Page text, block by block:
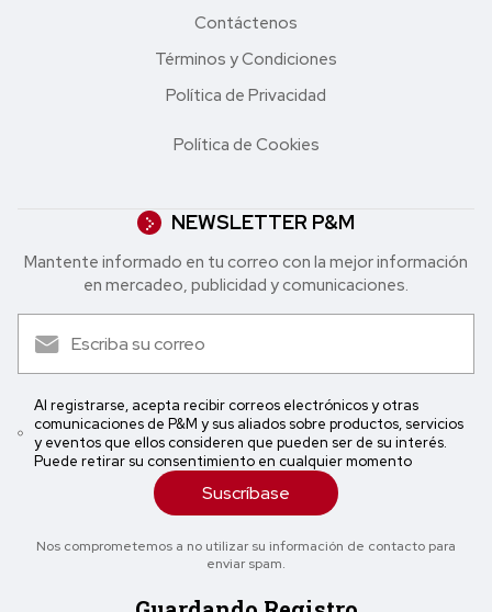
Contáctenos
Términos y Condiciones
Política de Privacidad
Política de Cookies
NEWSLETTER P&M
Mantente informado en tu correo con la mejor in formación
en mercadeo, publicidad y comunicaciones.
Al registrarse, acepta recibir correos electrónicos y otras
comunicaciones de P&M y sus aliados sobre productos, servicios
y eventos que ellos consideren que pueden ser de su interés.
Puede retirar su consentimiento en cualquier momento
Suscríbase
Nos comprometemos a no utilizar su información de contacto para
enviar spam.